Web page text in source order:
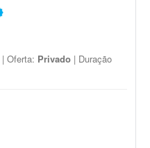
| Oferta: Privado | Duração